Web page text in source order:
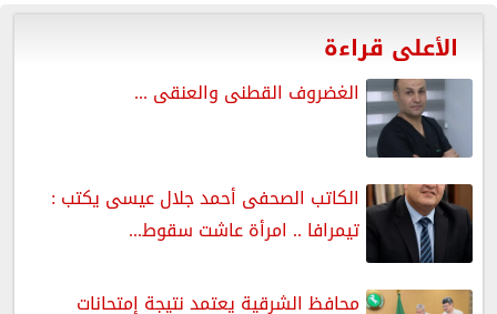
الأعلى قراءة
الغضروف القطنى والعنقى ...
الكاتب الصحفى أحمد جلال عيسى يكتب :
تيمرافا .. امرأة عاشت سقوط...
محافظ الشرقية يعتمد نتيجة إمتحانات